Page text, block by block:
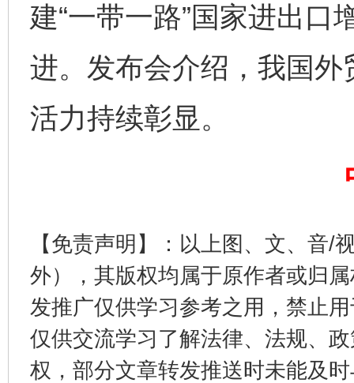
建“一带一路”国家进出
进。发布会介绍，我国
活力持续彰显。
【免责声明】：以上图、文、音/
外），其版权均属于原作者或归
发推广仅供学习参考之用，禁止
仅供交流学习了解法律、法规、
权，部分文章转发推送时未能及
完善运行机制助力责任有效落实 一纸欠
东山县通报“牛蛙产品抗生素超标问题” 法